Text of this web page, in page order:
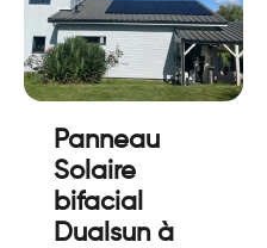
Panneau
Solaire
bifacial
Dualsun à